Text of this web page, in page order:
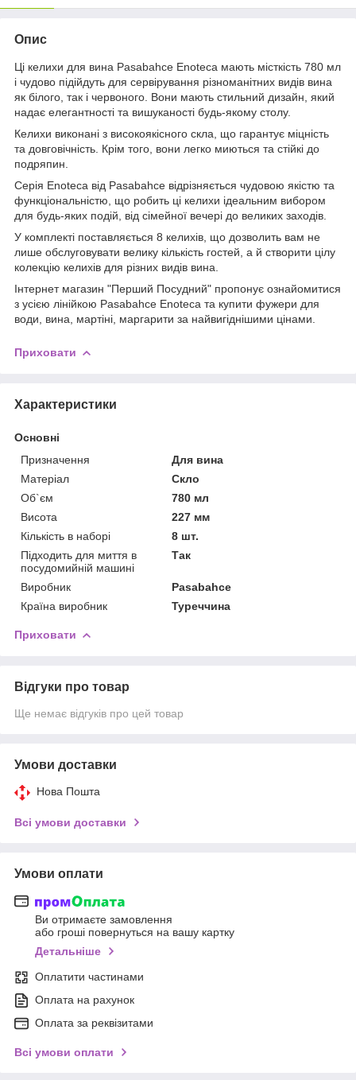
Опис
Ці келихи для вина Pasabahce Enoteca мають місткість 780 мл
і чудово підійдуть для сервірування різноманітних видів вина
як білого, так і червоного. Вони мають стильний дизайн, який
надає елегантності та вишуканості будь-якому столу.
Келихи виконані з високоякісного скла, що гарантує міцність
та довговічність. Крім того, вони легко миються та стійкі до
подряпин.
Серія Enoteca від Pasabahce відрізняється чудовою якістю та
функціональністю, що робить ці келихи ідеальним вибором
для будь-яких подій, від сімейної вечері до великих заходів.
У комплекті поставляється 8 келихів, що дозволить вам не
лише обслуговувати велику кількість гостей, а й створити цілу
колекцію келихів для різних видів вина.
Інтернет магазин "Перший Посудний" пропонує ознайомитися
з усією лінійкою Pasabahce Enotecа та купити фужери для
води, вина, мартіні, маргарити за найвигіднішими цінами.
Приховати
Характеристики
Основні
Призначення
Для вина
Матеріал
Скло
Об`єм
780 мл
Висота
227 мм
Кількість в наборі
8 шт.
Підходить для миття в
посудомийній машині
Так
Виробник
Pasabahce
Країна виробник
Туреччина
Приховати
Відгуки про товар
Ще немає відгуків про цей товар
Умови доставки
Нова Пошта
Всі умови доставки
Умови оплати
Ви отримаєте замовлення
або гроші повернуться на вашу картку
Детальніше
Оплатити частинами
Оплата на рахунок
Оплата за реквізитами
Всі умови оплати